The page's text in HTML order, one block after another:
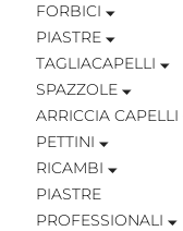
FORBICI
PIASTRE
TAGLIACAPELLI
SPAZZOLE
ARRICCIA CAPELLI
PETTINI
RICAMBI
PIASTRE
PROFESSIONALI